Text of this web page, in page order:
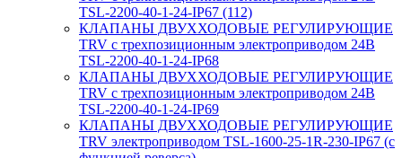
TSL-2200-40-1-24-IP67 (112)
КЛАПАНЫ ДВУХХОДОВЫЕ РЕГУЛИРУЮЩИЕ
TRV с трехпозиционным электроприводом 24В
TSL-2200-40-1-24-IP68
КЛАПАНЫ ДВУХХОДОВЫЕ РЕГУЛИРУЮЩИЕ
TRV с трехпозиционным электроприводом 24В
TSL-2200-40-1-24-IP69
КЛАПАНЫ ДВУХХОДОВЫЕ РЕГУЛИРУЮЩИЕ
TRV электроприводом TSL-1600-25-1R-230-IP67 (с